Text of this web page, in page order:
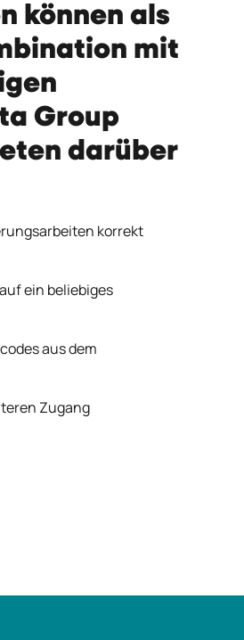
können als
mit
Group
darüber
korrekt
ein beliebiges
aus dem
Zugang